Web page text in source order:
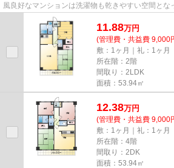
風良好なマンションは洗濯物も乾きやすい空間とな
物で地域にマッチしたマンシ...
11.88万円
(管理費・共益費 9,000
敷：1ヶ月｜礼：1ヶ月
所在階：2階
間取り：2LDK
面積：53.94㎡
12.38万円
(管理費・共益費 9,000
敷：1ヶ月｜礼：1ヶ月
所在階：4階
間取り：2DK
面積：53.94㎡